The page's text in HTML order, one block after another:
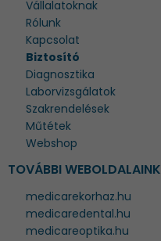
Vállalatoknak
Rólunk
Kapcsolat
Biztosító
Diagnosztika
Laborvizsgálatok
Szakrendelések
Műtétek
Webshop
TOVÁBBI WEBOLDALAINK
medicarekorhaz.hu
medicaredental.hu
medicareoptika.hu